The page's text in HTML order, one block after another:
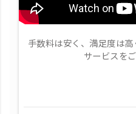
手数料は安く、満足度は
サービスを